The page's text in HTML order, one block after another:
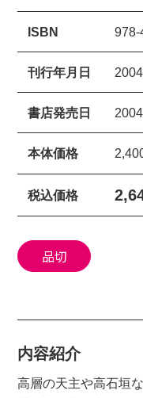
ISBN 978-
刊行年月日
書店発売日
本体価格
税込価格
品切
内容紹介
高層の天主や高石垣